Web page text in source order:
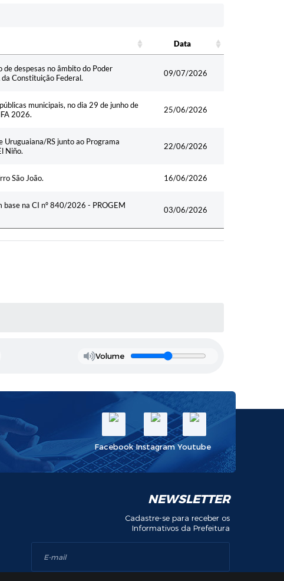
Data
de despesas no âmbito do Poder
Constituição Federal.
09/07/2026
municipais, no dia 29 de junho de
2026.
25/06/2026
RS junto ao Programa
Niño.
22/06/2026
São João. 16/06/2026
na CI nº 840/2026 - PROGEM
03/06/2026
Volume
Facebook Instagram Youtube
NEWSLETTER
Cadastre-se para receber os
Informativos da Prefeitura